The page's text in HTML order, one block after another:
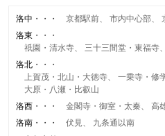
洛中 京都駅前 市内中心部
洛東
祇園・清水寺
三十三間堂・東福寺
洛北
上賀茂・北山・大徳寺
一乗寺・修
大原・八瀬・比叡山
洛西
金閣寺・御室・太秦 高
洛南
伏見 九条通以南